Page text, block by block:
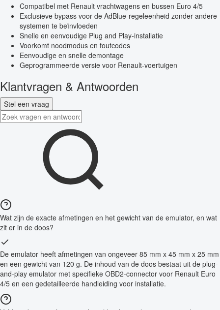
Compatibel met Renault vrachtwagens en bussen Euro 4/5
Exclusieve bypass voor de AdBlue-regeleenheid zonder andere
systemen te beïnvloeden
Snelle en eenvoudige Plug and Play-installatie
Voorkomt noodmodus en foutcodes
Eenvoudige en snelle demontage
Geprogrammeerde versie voor Renault-voertuigen
Klantvragen & Antwoorden
Stel een vraag
Wat zijn de exacte afmetingen en het gewicht van de emulator, en wat
zit er in de doos?
De emulator heeft afmetingen van ongeveer 85 mm x 45 mm x 25 mm
en een gewicht van 120 g. De inhoud van de doos bestaat uit de plug-
and-play emulator met specifieke OBD2-connector voor Renault Euro
4/5 en een gedetailleerde handleiding voor installatie.